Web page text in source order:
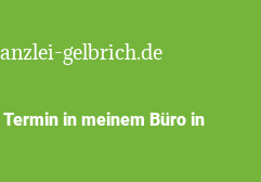
gelbrich.de
in meinem Büro in